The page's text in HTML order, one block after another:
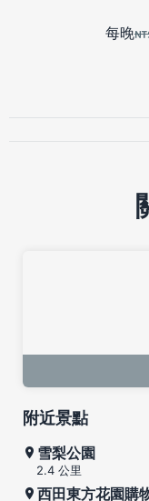
每晚
附近景點
雪梨公園
2.4 公里
西田東方花園購